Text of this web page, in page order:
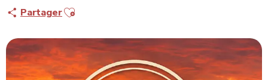
PartagerAjouter aux favoris